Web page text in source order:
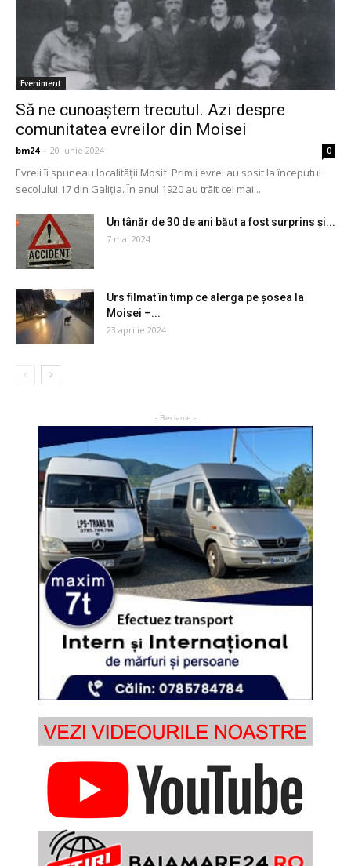
Eveniment
Să ne cunoaştem trecutul. Azi despre
comunitatea evreilor din Moisei
bm24 - 20 iunie 2024 0
Evreii îi spuneau localității Mosif. Primii evrei au sosit la începutul
secolului 17 din Galiția. În anul 1920 au trăit cei mai...
Un tânăr de 30 de ani băut a fost surprins şi...
7 mai 2024
Urs filmat în timp ce alerga pe şosea la
Moisei –...
23 aprilie 2024
- Reclame -